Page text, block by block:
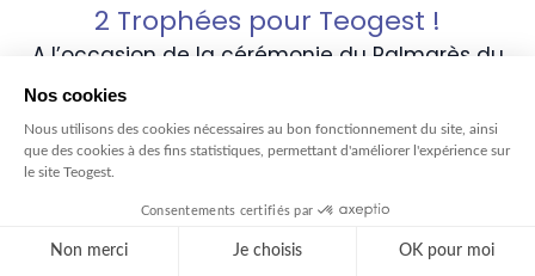
2 Trophées pour Teogest !
A l’occasion de la cérémonie du Palmarès du
Chiffre organisée par Le Monde du Chiffre, le 6 juin